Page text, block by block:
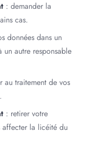
: demander la
cas.
données dans un
un autre responsable
au traitement de vos
: retirer votre
affecter la licéité du